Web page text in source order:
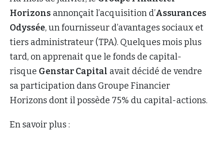
Horizons annonçait l’acquisition d’Assurances
Odyssée, un fournisseur d’avantages sociaux et
tiers administrateur (TPA). Quelques mois plus
tard, on apprenait que le fonds de capital-
risque Genstar Capital avait décidé de vendre
sa participation dans Groupe Financier
Horizons dont il possède 75% du capital-actions.
En savoir plus :